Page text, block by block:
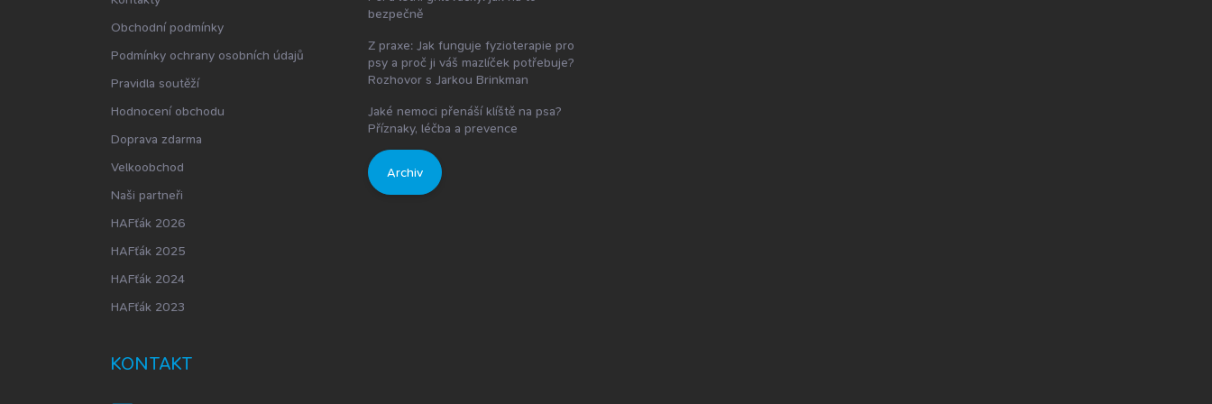
Obchodní podmínky
Podmínky ochrany osobních údajů
Pravidla soutěží
Hodnocení obchodu
Doprava zdarma
Velkoobchod
Naši partneři
HAFťák 2026
HAFťák 2025
HAFťák 2024
HAFťák 2023
bezpečně
Z praxe: Jak funguje fyzioterapie pro
psy a proč ji váš mazlíček potřebuje?
Rozhovor s Jarkou Brinkman
Jaké nemoci přenáší klíště na psa?
Příznaky, léčba a prevence
Archiv
KONTAKT